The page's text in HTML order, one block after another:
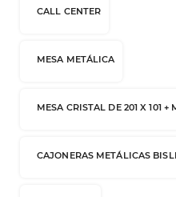
CALL CENTER
MESA METÁLICA
MESA CRISTAL DE 201 X 101
CAJONERAS METÁLICAS